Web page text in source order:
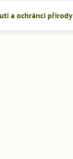
a ochránci přírody